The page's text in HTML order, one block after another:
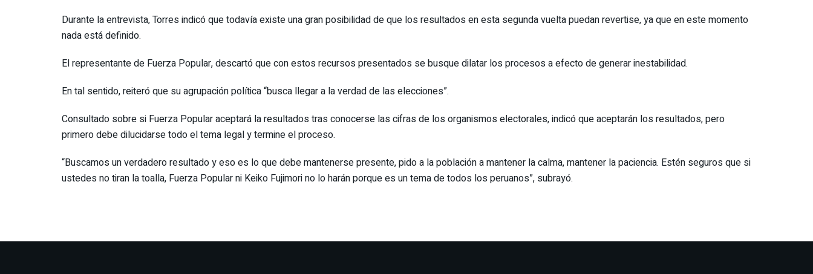
Durante la entrevista, Torres indicó que todavía existe una gran posibilidad de que los resultados en esta segunda vuelta puedan revertise, ya que en este momento
nada está definido.
El representante de Fuerza Popular, descartó que con estos recursos presentados se busque dilatar los procesos a efecto de generar inestabilidad.
En tal sentido, reiteró que su agrupación política “busca llegar a la verdad de las elecciones”.
Consultado sobre si Fuerza Popular aceptará la resultados tras conocerse las cifras de los organismos electorales, indicó que aceptarán los resultados, pero
primero debe dilucidarse todo el tema legal y termine el proceso.
“Buscamos un verdadero resultado y eso es lo que debe mantenerse presente, pido a la población a mantener la calma, mantener la paciencia. Estén seguros que si
ustedes no tiran la toalla, Fuerza Popular ni Keiko Fujimori no lo harán porque es un tema de todos los peruanos”, subrayó.